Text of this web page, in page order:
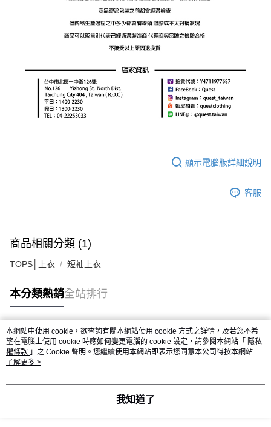
顯示電腦版詳細說明
客服
商品相關分類 (1)
TOPS│上衣 短袖上衣
本分類熱銷全站排行
熱門標籤
本網站中使用 cookie，欲查詢有關本網站使用 cookie 方式之詳情，及若您不希
望在電腦上使用 cookie 時應如何變更電腦的 cookie 設定，請參閱本網站「 隱私
權條款 」之 Cookie 聲明。您繼續使用本網站即表示您同意本公司得按本網站使
用條款之 Cookie 聲明使用 cookie。
了解更多 >
我知道了